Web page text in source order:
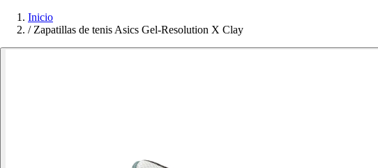
Inicio
/ Zapatillas de tenis Asics Gel-Resolution X Clay